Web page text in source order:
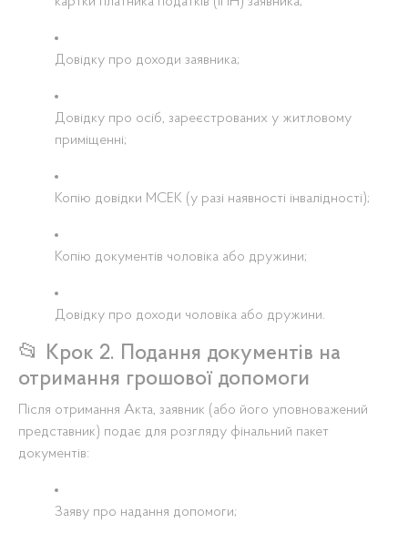
Довідку про доходи заявника;
Довідку про осіб, зареєстрованих у житловому
приміщенні;
Копію довідки МСЕК (у разі наявності інвалідності);
Копію документів чоловіка або дружини;
Довідку про доходи чоловіка або дружини.
📂 Крок 2. Подання документів на
отримання грошової допомоги
Після отримання Акта, заявник (або його уповноважений
представник) подає для розгляду фінальний пакет
документів:
Заяву про надання допомоги;